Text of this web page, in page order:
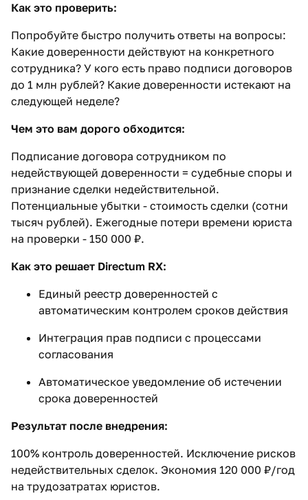
Как это проверить:
Попробуйте быстро получить ответы на вопросы:
Какие доверенности действуют на конкретного
сотрудника? У кого есть право подписи договоров
до 1 млн рублей? Какие доверенности истекают на
следующей неделе?
Чем это вам дорого обходится:
Подписание договора сотрудником по
недействующей доверенности = судебные споры и
признание сделки недействительной.
Потенциальные убытки - стоимость сделки (сотни
тысяч рублей). Ежегодные потери времени юриста
на проверки - 150 000 ₽.
Как это решает Directum RX:
Единый реестр доверенностей с
автоматическим контролем сроков действия
Интеграция прав подписи с процессами
согласования
Автоматическое уведомление об истечении
срока доверенностей
Результат после внедрения:
100% контроль доверенностей. Исключение рисков
недействительных сделок. Экономия 120 000 ₽/год
на трудозатратах юристов.